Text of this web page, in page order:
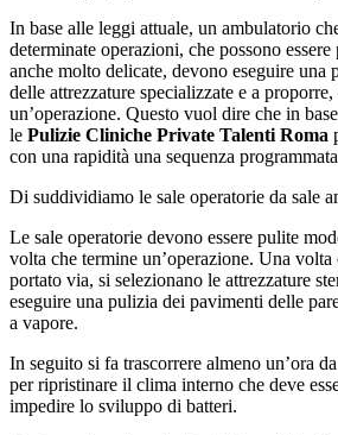
In base alle leggi attuale, un ambulatorio
determinate operazioni, che possono
anche molto delicate, devono eseguire una
delle attrezzature specializzate e a
un’operazione. Questo vuol dire che in
le Pulizie Cliniche Private Talenti Roma
con una rapidità una sequenza
Di suddividiamo le sale operatorie da sale
Le sale operatorie devono essere pulite
volta che termine un’operazione. Una volta
portato via, si selezionano le attrezzature
eseguire una pulizia dei pavimenti delle
a vapore.
In seguito si fa trascorrere almeno un’ora
per ripristinare il clima interno che deve
impedire lo sviluppo di batteri.